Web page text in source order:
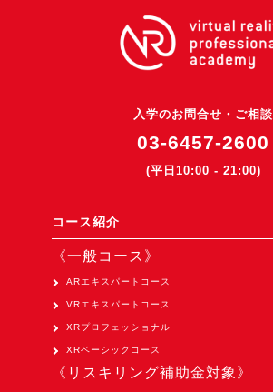
入学のお問合せ・ご相談
03-6457-2600
(平日10:00 - 21:00)
コース紹介
《一般コース》
ARエキスパートコース
VRエキスパートコース
XRプロフェッショナル
XRベーシックコース
《リスキリング補助金対象》